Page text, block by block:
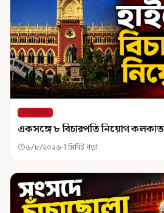
শিরোনাম
একসঙ্গে ৮ বিচারপতি নিয়োগ
৬/৮/২০২৬ 1 মিনিট পড়া